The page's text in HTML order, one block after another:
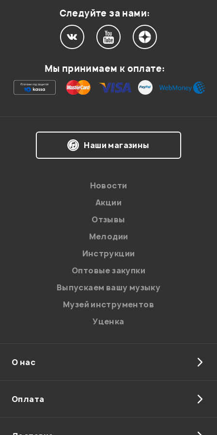
Ваша оценка:
на обработку персональных данных в
Политикой в отношении обработки
персональных данных.
Введите проверочное число:
Отправить
Следуйте за нами:
Мы принимаем к оплате:
Наши магазины
Новости
Акции
Отзывы
Мелодии
Инструкции
Оптовые закупки
Выпускаем вашу музыку
Музей инструментов
Уценка
О нас
Оплата